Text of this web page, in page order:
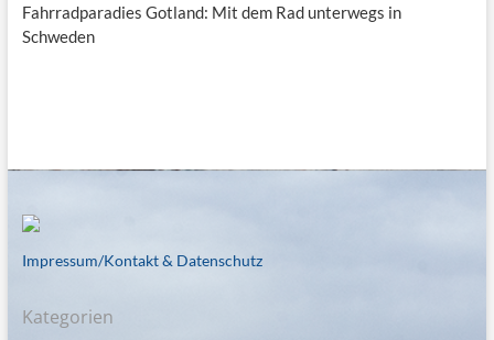
Fahrradparadies Gotland: Mit dem Rad unterwegs in
Schweden
Impressum/Kontakt & Datenschutz
Kategorien